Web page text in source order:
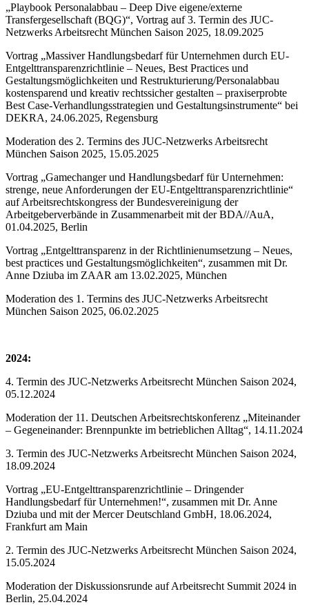
„Playbook Personalabbau – Deep Dive eigene/externe
Transfergesellschaft (BQG)“, Vortrag auf 3. Termin des JUC-
Netzwerks Arbeitsrecht München Saison 2025, 18.09.2025
Vortrag „Massiver Handlungsbedarf für Unternehmen durch EU-
Entgelttransparenzrichtlinie – Neues, Best Practices und
Gestaltungsmöglichkeiten und Restrukturierung/Personalabbau
kostensparend und kreativ rechtssicher gestalten – praxiserprobte
Best Case-Verhandlungsstrategien und Gestaltungsinstrumente“ bei
DEKRA, 24.06.2025, Regensburg
Moderation des 2. Termins des JUC-Netzwerks Arbeitsrecht
München Saison 2025, 15.05.2025
Vortrag „Gamechanger und Handlungsbedarf für Unternehmen:
strenge, neue Anforderungen der EU-Entgelttransparenzrichtlinie“
auf Arbeitsrechtskongress der Bundesvereinigung der
Arbeitgeberverbände in Zusammenarbeit mit der BDA//AuA,
01.04.2025, Berlin
Vortrag „Entgelttransparenz in der Richtlinienumsetzung – Neues,
best practices und Gestaltungsmöglichkeiten“, zusammen mit Dr.
Anne Dziuba im ZAAR am 13.02.2025, München
Moderation des 1. Termins des JUC-Netzwerks Arbeitsrecht
München Saison 2025, 06.02.2025
2024:
4. Termin des JUC-Netzwerks Arbeitsrecht München Saison 2024,
05.12.2024
Moderation der 11. Deutschen Arbeitsrechtskonferenz „Miteinander
– Gegeneinander: Brennpunkte im betrieblichen Alltag“, 14.11.2024
3. Termin des JUC-Netzwerks Arbeitsrecht München Saison 2024,
18.09.2024
Vortrag „EU-Entgelttransparenzrichtlinie – Dringender
Handlungsbedarf für Unternehmen!“, zusammen mit Dr. Anne
Dziuba und mit der Mercer Deutschland GmbH, 18.06.2024,
Frankfurt am Main
2. Termin des JUC-Netzwerks Arbeitsrecht München Saison 2024,
15.05.2024
Moderation der Diskussionsrunde auf Arbeitsrecht Summit 2024 in
Berlin, 25.04.2024